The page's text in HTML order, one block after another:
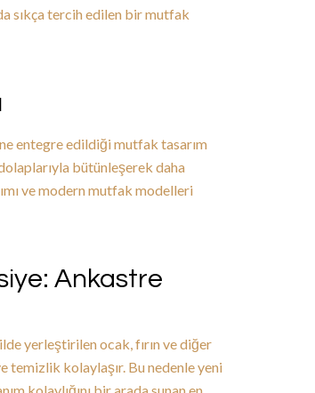
sıkça tercih edilen bir mutfak
entegre edildiği mutfak tasarım
bütünleşerek daha
ve modern mutfak modelleri
Ankastre
yerleştirilen ocak, fırın ve diğer
temizlik kolaylaşır. Bu nedenle yeni